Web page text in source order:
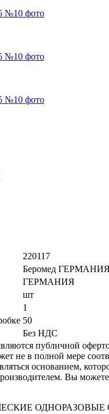
220117
Беромед
ГЕРМАНИЯ
шт
1
50
Без НДС
публичной
не в полной мере
основанием,
Вы
ОДНОРАЗОВЫЕ